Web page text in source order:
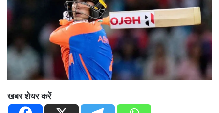
खबर शेयर करें